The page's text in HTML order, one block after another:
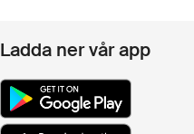
Ladda ner vår app